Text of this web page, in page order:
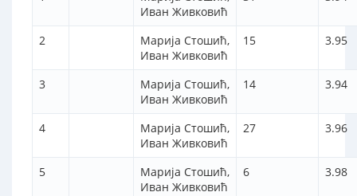
Иван Живковић
2
Марија Стошић,
Иван Живковић
15 3.95
3
Марија Стошић,
Иван Живковић
14 3.94
4
Марија Стошић,
Иван Живковић
27 3.96
5
Марија Стошић,
Иван Живковић
6 3.98